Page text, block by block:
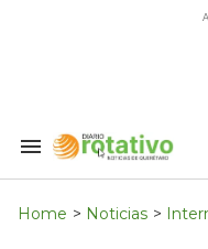
Search
Navigation
Home > Noticias >